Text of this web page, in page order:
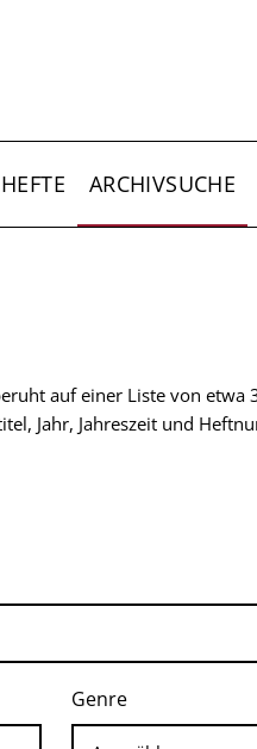
ARCHIVSUCHE
auf einer Liste von etwa
Jahr, Jahreszeit und
Genre